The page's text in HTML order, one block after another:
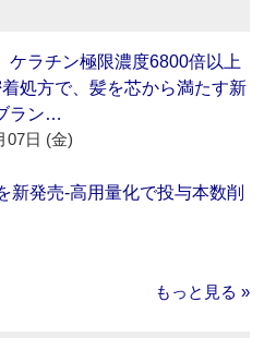
ケラチン極限濃度6800倍以上
処方で、髪を芯から満たす新
ラン…
07日 (金)
新発売‐高用量化で投与本数削
もっと見る »